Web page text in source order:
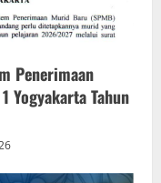
Penerimaan
Yogyakarta Tahun